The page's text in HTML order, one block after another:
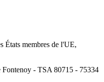
États membres de l'UE,
Fontenoy - TSA 80715 - 75334